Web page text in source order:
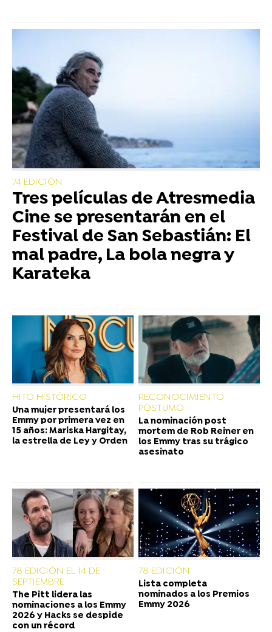
74 EDICIÓN
Tres películas de Atresmedia
Cine se presentarán en el
Festival de San Sebastián: El
mal padre, La bola negra y
Karateka
HITO HISTÓRICO
Una mujer presentará los
Emmy por primera vez en
15 años: Mariska Hargitay,
la estrella de Ley y Orden
RECONOCIMIENTO
PÓSTUMO
La nominación post
mortem de Rob Reiner en
los Emmy tras su trágico
asesinato
78 EDICIÓN EL 14 DE
SEPTIEMBRE
The Pitt lidera las
nominaciones a los Emmy
2026 y Hacks se despide
con un récord
78 EDICIÓN
Lista completa
nominados a los Premios
Emmy 2026